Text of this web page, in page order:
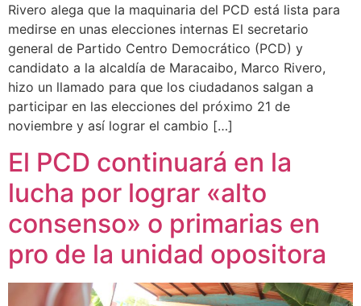
Rivero alega que la maquinaria del PCD está lista para
medirse en unas elecciones internas El secretario
general de Partido Centro Democrático (PCD) y
candidato a la alcaldía de Maracaibo, Marco Rivero,
hizo un llamado para que los ciudadanos salgan a
participar en las elecciones del próximo 21 de
noviembre y así lograr el cambio […]
El PCD continuará en la
lucha por lograr «alto
consenso» o primarias en
pro de la unidad opositora